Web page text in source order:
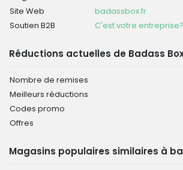
Site Web
badassbox.fr
Soutien B2B
C'est votre entreprise?
Réductions actuelles de Badass
Nombre de remises
Meilleurs réductions
Codes promo
Offres
Magasins populaires similaires à